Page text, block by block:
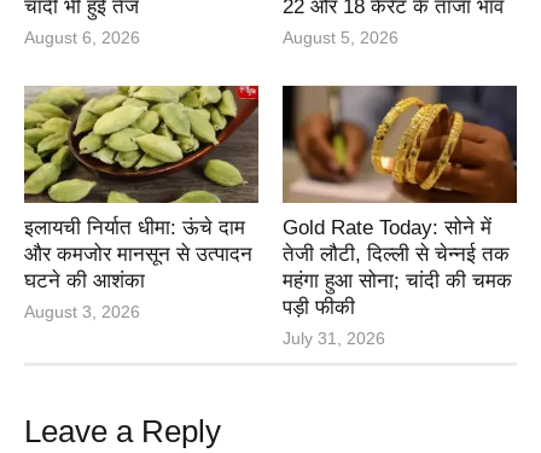
चांदी भी हुई तेज
August 6, 2026
22 और 18 कैरेट के ताजा भाव
August 5, 2026
इलायची निर्यात धीमा: ऊंचे दाम
और कमजोर मानसून से उत्पादन
घटने की आशंका
August 3, 2026
Gold Rate Today: सोने में
तेजी लौटी, दिल्ली से चेन्नई तक
महंगा हुआ सोना; चांदी की चमक
पड़ी फीकी
July 31, 2026
Leave a Reply